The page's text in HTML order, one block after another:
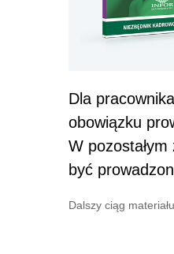
Dla
obowiązku
W
być
Dalszy ciąg